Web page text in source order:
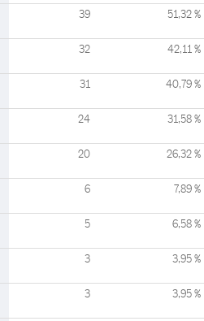
39 51,32 %
32 42,11 %
31 40,79 %
24 31,58 %
20 26,32 %
6 7,89 %
5 6,58 %
3 3,95 %
3 3,95 %